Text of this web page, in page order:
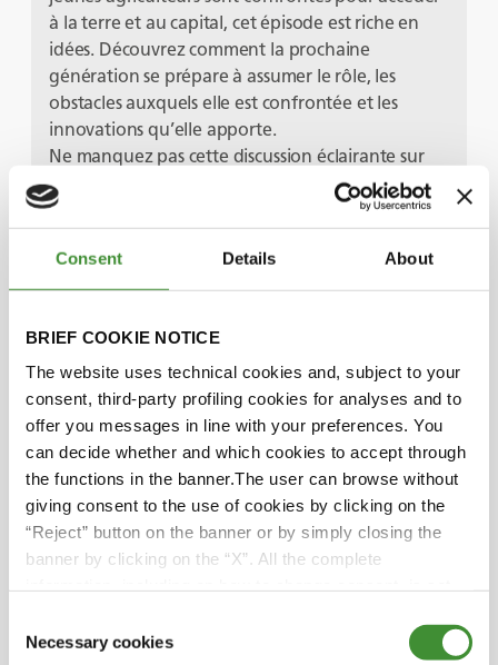
Consent Details About
BRIEF COOKIE NOTICE
The website uses technical cookies and, subject to your
consent, third-party profiling cookies for analyses and to
offer you messages in line with your preferences. You
can decide whether and which cookies to accept through
the functions in the banner.The user can browse without
giving consent to the use of cookies by clicking on the
“Reject” button on the banner or by simply closing the
banner by clicking on the “X”. All the complete
Selection
Necessary cookies
à la terre et au capital, cet épisode est riche en
idées. Découvrez comment la prochaine
génération se prépare à assumer le rôle, les
obstacles auxquels elle est confrontée et les
innovations qu’elle apporte.
Ne manquez pas cette discussion éclairante sur
l’avenir de l’agriculture et les personnes
passionnées qui la façonnent.
Matthew Tilt
Diana Lenzi
Scott Downey